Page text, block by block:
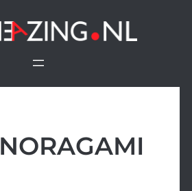
NORAGAMI